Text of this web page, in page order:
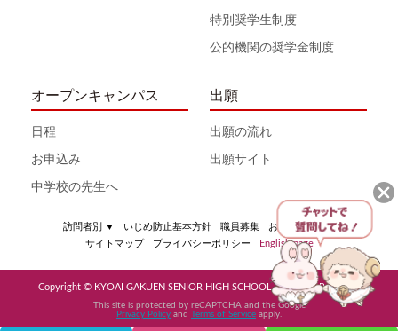
特別奨学生制度
公的機関の奨学金制度
オープンキャンパス
日程
お申込み
中学校の先生へ
出願
出願の流れ
出願サイト
訪問者別 ▼ いじめ防止基本方針 職員募集
お問い合わせ
サイトマップ
プライバシーポリシー English page
Copyright © KYOAI GAKUEN SENIOR HIGH SCHOOL All Rights Reserved
This site is protected by reCAPTCHA and the Google
Privacy Policy and Terms of Service apply.